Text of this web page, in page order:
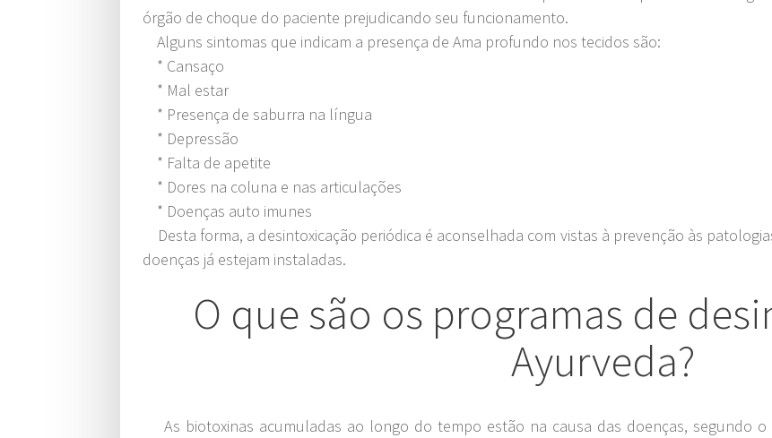
órgão de choque do paciente prejudicando seu funcionamento.
Alguns sintomas que indicam a presença de Ama profundo nos tecidos são:
* Cansaço
* Mal estar
* Presença de saburra na língua
* Depressão
* Falta de apetite
* Dores na coluna e nas articulações
* Doenças auto imunes
Desta forma, a desintoxicação periódica é aconselhada com vistas à prevenção às
doenças já estejam instaladas.
O que são os programas de
Ayurveda?
As biotoxinas acumuladas ao longo do tempo estão na causa das doenças, segundo o